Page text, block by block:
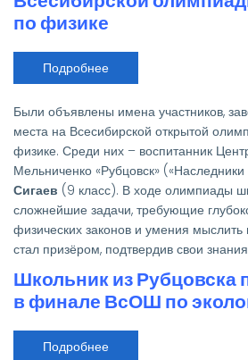
по физике
Подробнее
Воспитанник
талантов
«Рубцовск»
стал
призером
Всесибирской
олимпиады
школьников
по
физике
Были объявлены имена участников,
места на Всесибирской открытой
физике. Среди них – воспитанник
Мельниченко «Рубцовск»
Сигаев (9 класс). В ходе олимпиады
сложнейшие задачи, требующие
физических законов и умения мыслить
стал призёром, подтвердив свои
Школьник из Рубцовска
в финале ВсОШ по
Подробнее